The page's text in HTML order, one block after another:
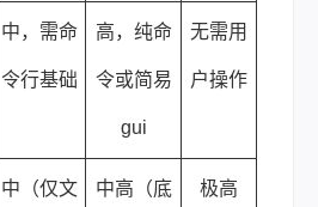
中，需命
令行基础
高，纯命
令或简易
gui
无需用
户操作
中（仅文 中高（底 极高